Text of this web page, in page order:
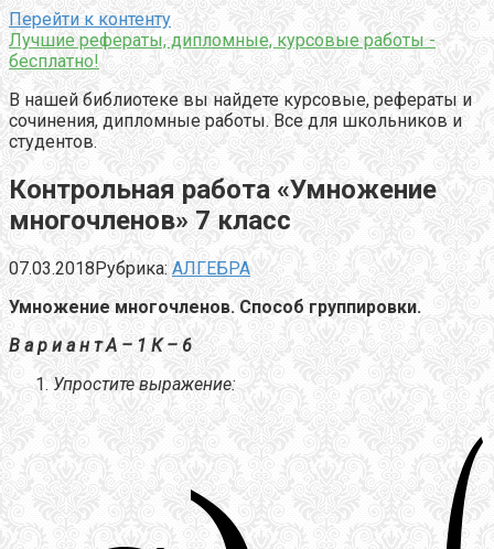
Перейти к контенту
Лучшие рефераты, дипломные, курсовые работы -
бесплатно!
В нашей библиотеке вы найдете курсовые, рефераты и
сочинения, дипломные работы. Все для школьников и
студентов.
Контрольная работа «Умножение
многочленов» 7 класс
07.03.2018Рубрика: АЛГЕБРА
Умножение многочленов. Способ группировки.
В а р и а н т А – 1 К – 6
Упростите выражение: